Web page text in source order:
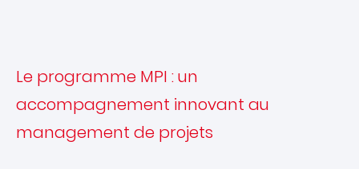
Le programme MPI : un
accompagnement innovant au
management de projets